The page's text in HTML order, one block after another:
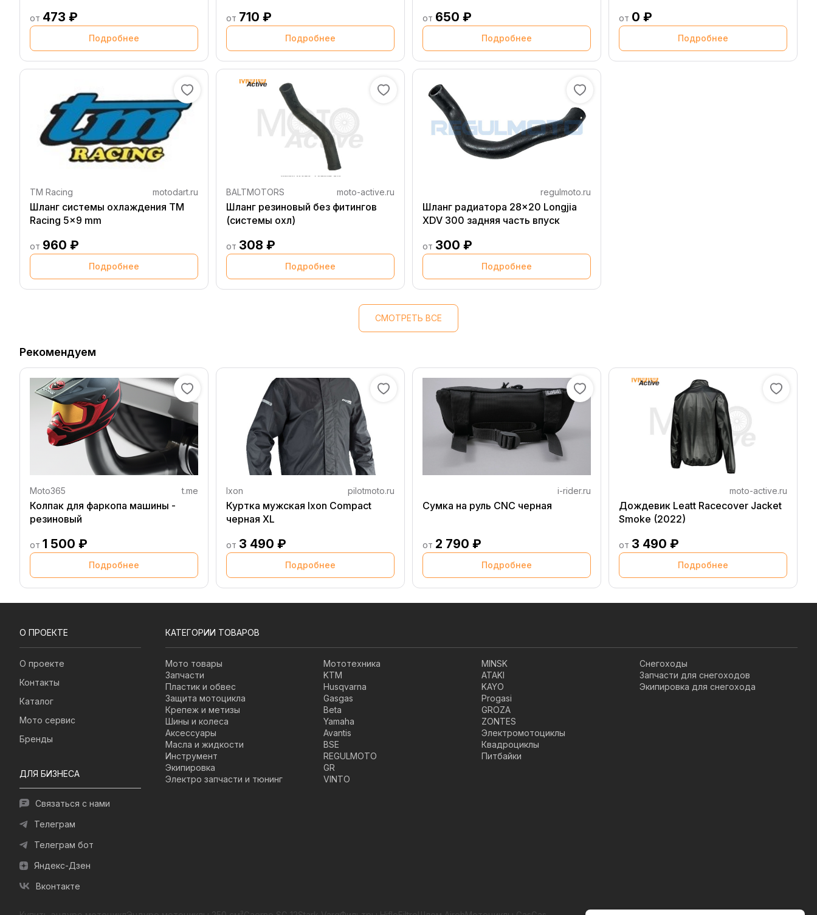
от 473 ₽
Подробнее
от 710 ₽
Подробнее
от 650 ₽
Подробнее
от 0 ₽
Подробнее
TM Racing motodart.ru
Шланг системы охлаждения TM
Racing 5x9 mm
от 960 ₽
Подробнее
BALTMOTORS moto-active.ru
Шланг резиновый без фитингов
(системы охл)
от 308 ₽
Подробнее
regulmoto.ru
Шланг радиатора 28x20 Longjia
XDV 300 задняя часть впуск
от 300 ₽
Подробнее
СМОТРЕТЬ ВСЕ
Рекомендуем
Moto365 t.me
Колпак для фаркопа машины -
резиновый
от 1 500 ₽
Подробнее
Ixon pilotmoto.ru
Куртка мужская Ixon Compact
черная XL
от 3 490 ₽
Подробнее
i-rider.ru
Сумка на руль CNC черная
от 2 790 ₽
Подробнее
moto-active.ru
Дождевик Leatt Racecover Jacket
Smoke (2022)
от 3 490 ₽
Подробнее
О ПРОЕКТЕ
О проекте
Контакты
Каталог
Мото сервис
Бренды
ДЛЯ БИЗНЕСА
Связаться с нами
Телеграм
Телеграм бот
Яндекс-Дзен
Вконтакте
КАТЕГОРИИ ТОВАРОВ
Мото товары
Запчасти
Пластик и обвес
Защита мотоцикла
Крепеж и метизы
Шины и колеса
Аксессуары
Масла и жидкости
Инструмент
Экипировка
Электро запчасти и тюнинг
Мототехника
KTM
Husqvarna
Gasgas
Beta
Yamaha
Avantis
BSE
REGULMOTO
GR
VINTO
MINSK
ATAKI
KAYO
Progasi
GROZA
ZONTES
Электромотоциклы
Квадроциклы
Питбайки
Снегоходы
Запчасти для снегоходов
Экипировка для снегохода